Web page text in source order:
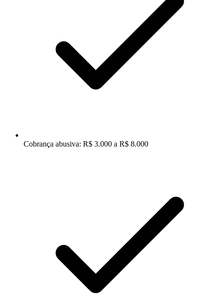
Cobrança abusiva: R$ 3.000 a R$ 8.000